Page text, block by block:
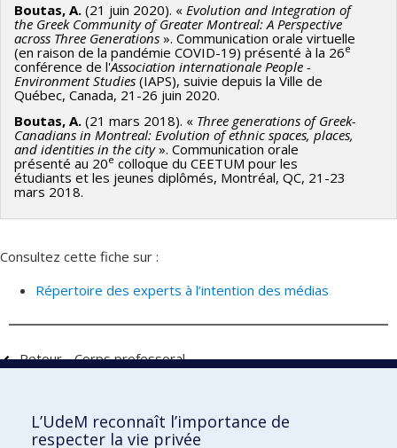
Boutas, A. (21 juin 2020). « Evolution and Integration of
the Greek Community of Greater Montreal: A Perspective
across Three Generations ». Communication orale virtuelle
(en raison de la pandémie COVID-19) présenté à la 26e
conférence de l'Association internationale People -
Environment Studies (IAPS), suivie depuis la Ville de
Québec, Canada, 21-26 juin 2020.
Boutas, A. (21 mars 2018). « Three generations of Greek-
Canadians in Montreal: Evolution of ethnic spaces, places,
and identities in the city». Communication orale
présenté au 20e colloque du CEETUM pour les
étudiants et les jeunes diplômés, Montréal, QC, 21-23
mars 2018.
Consultez cette fiche sur :
Répertoire des experts à l’intention des médias
Retour - Corps professoral
École d'urbanisme et d'architecture de
L’UdeM reconnaît l’importance de
respecter la vie privée